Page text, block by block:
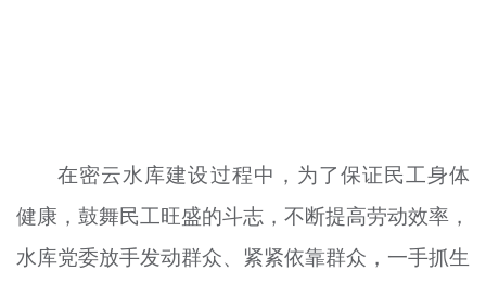
文明评论
北京宣传文化引导基金
在密云水库建设过程中，为了保证民工身体
健康，鼓舞民工旺盛的斗志，不断提高劳动效率，
水库党委放手发动群众、紧紧依靠群众，一手抓生